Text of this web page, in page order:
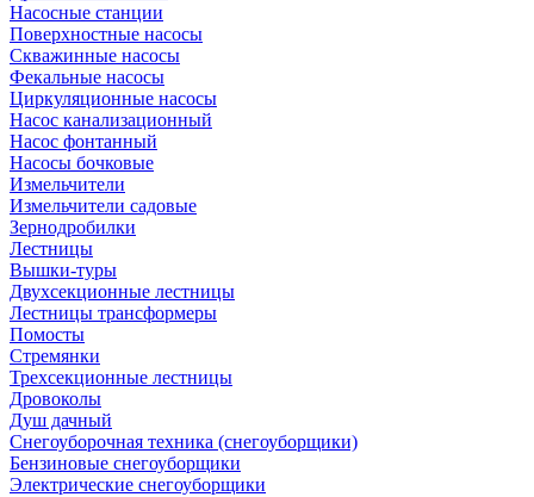
Насосные станции
Поверхностные насосы
Скважинные насосы
Фекальные насосы
Циркуляционные насосы
Насос канализационный
Насос фонтанный
Насосы бочковые
Измельчители
Измельчители садовые
Зернодробилки
Лестницы
Вышки-туры
Двухсекционные лестницы
Лестницы трансформеры
Помосты
Стремянки
Трехсекционные лестницы
Дровоколы
Душ дачный
Снегоуборочная техника (снегоуборщики)
Бензиновые снегоуборщики
Электрические снегоуборщики